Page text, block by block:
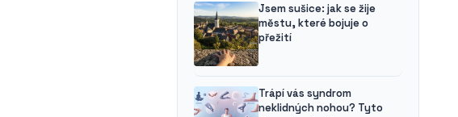
Jsem sušice: jak se žije
městu, které bojuje o
přežití
Trápí vás syndrom
neklidných nohou? Tyto